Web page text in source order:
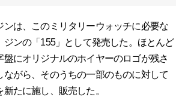
は、このミリタリーウォッチに必要な
ジンの「155」として発売した。ほとんど
盤にオリジナルのホイヤーのロゴが残さ
ながら、そのうちの一部のものに対して
たに施し、販売した。